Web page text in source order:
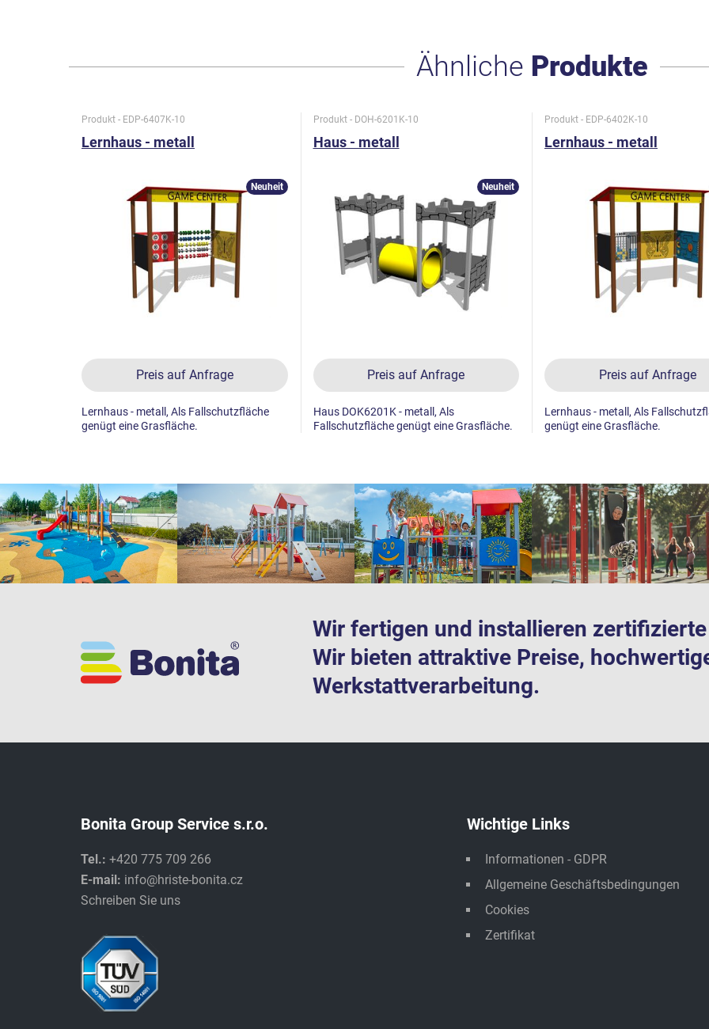
Ähnliche Produkte
Produkt - EDP-6407K-10
Lernhaus - metall
Preis auf Anfrage
Neuheit
Lernhaus - metall, Als Fallschutzfläche
genügt eine Grasfläche.
Produkt - DOH-6201K-10
Haus - metall
Preis auf Anfrage
Neuheit
Haus DOK6201K - metall, Als
Fallschutzfläche genügt eine Grasfläche.
Produkt - EDP-6402K-10
Lernhaus - metall
Preis auf Anfrage
Lernhaus - metall, Als
genügt eine Grasfläche.
Wir fertigen und installieren
Wir bieten attraktive Preise,
Werkstattverarbeitung.
Bonita Group Service s.r.o.
Tel.: +420 775 709 266
E-mail: info@hriste-bonita.cz
Schreiben Sie uns
Wichtige Links
Informationen - GDPR
Allgemeine Geschäftsbedingungen
Cookies
Zertifikat